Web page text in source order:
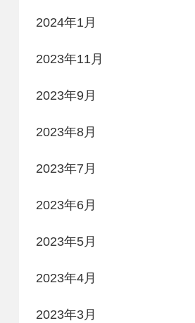
2024年1月
2023年11月
2023年9月
2023年8月
2023年7月
2023年6月
2023年5月
2023年4月
2023年3月